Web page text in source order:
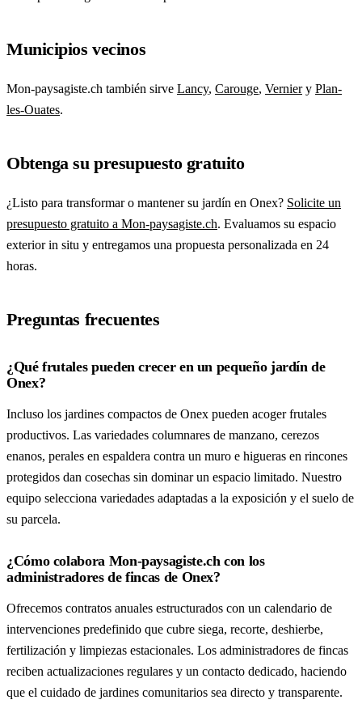
Municipios vecinos
Mon-paysagiste.ch también sirve Lancy, Carouge, Verniery Plan-
les-Ouates.
Obtenga su presupuesto gratuito
¿Listo para transformar o mantener su jardín en Onex? Solicite un
presupuesto gratuito a Mon-paysagiste.ch. Evaluamos su espacio
exterior in situ y entregamos una propuesta personalizada en 24
horas.
Preguntas frecuentes
¿Qué frutales pueden crecer en un pequeño jardín de
Onex?
Incluso los jardines compactos de Onex pueden acoger frutales
productivos. Las variedades columnares de manzano, cerezos
enanos, perales en espaldera contra un muro e higueras en rincones
protegidos dan cosechas sin dominar un espacio limitado. Nuestro
equipo selecciona variedades adaptadas a la exposición y el suelo de
su parcela.
¿Cómo colabora Mon-paysagiste.ch con los
administradores de fincas de Onex?
Ofrecemos contratos anuales estructurados con un calendario de
intervenciones predefinido que cubre siega, recorte, deshierbe,
fertilización y limpiezas estacionales. Los administradores de fincas
reciben actualizaciones regulares y un contacto dedicado, haciendo
que el cuidado de jardines comunitarios sea directo y transparente.